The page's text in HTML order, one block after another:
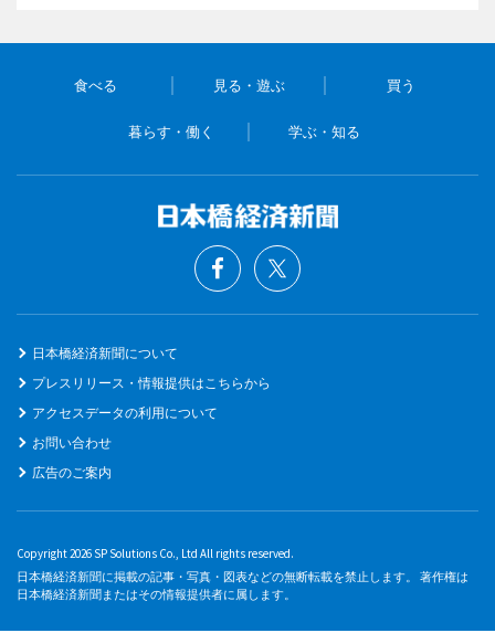
食べる 見る・遊ぶ 買う
暮らす・働く 学ぶ・知る
日本橋経済新聞について
プレスリリース・情報提供はこちらから
アクセスデータの利用について
お問い合わせ
広告のご案内
Copyright 2026 SP Solutions Co., Ltd All rights reserved.
日本橋経済新聞に掲載の記事・写真・図表などの無断転載を禁止します。 著作権は
日本橋経済新聞またはその情報提供者に属します。